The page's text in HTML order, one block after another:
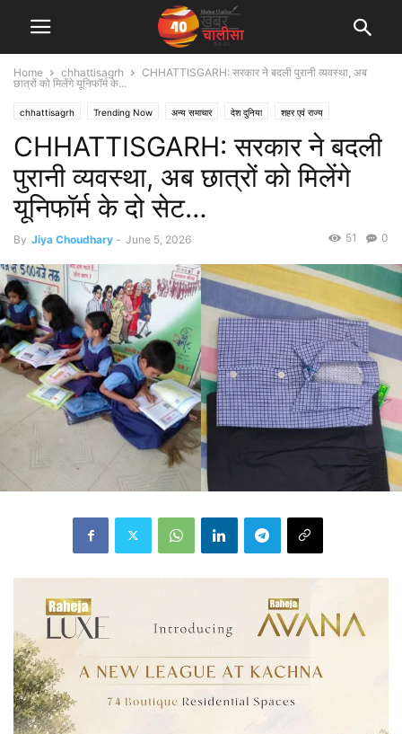
Home chhattisagrh
CHHATTISGARH: सरकार ने बदली पुरानी व्यवस्था, अब
छात्रों को मिलेंगे यूनिफॉर्म के...
chhattisagrh Trending Now अन्य समाचार देश दुनिया शहर एवं राज्य
CHHATTISGARH: सरकार ने बदली
पुरानी व्यवस्था, अब छात्रों को मिलेंगे
यूनिफॉर्म के दो सेट…
By Jiya Choudhary - June 5, 2026 0
51